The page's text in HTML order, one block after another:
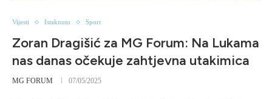
Vijesti Istaknuto Sport
Zoran Dragišić za MG Forum: Na Lukama
nas danas očekuje zahtjevna utakimica
MG FORUM 07/05/2025